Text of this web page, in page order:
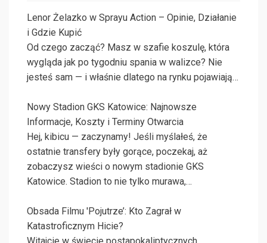
Lenor Żelazko w Sprayu Action – Opinie, Działanie
i Gdzie Kupić
Od czego zacząć? Masz w szafie koszulę, która
wygląda jak po tygodniu spania w walizce? Nie
jesteś sam — i właśnie dlatego na rynku pojawiają…
Nowy Stadion GKS Katowice: Najnowsze
Informacje, Koszty i Terminy Otwarcia
Hej, kibicu — zaczynamy! Jeśli myślałeś, że
ostatnie transfery były gorące, poczekaj, aż
zobaczysz wieści o nowym stadionie GKS
Katowice. Stadion to nie tylko murawa,…
Obsada Filmu 'Pojutrze’: Kto Zagrał w
Katastroficznym Hicie?